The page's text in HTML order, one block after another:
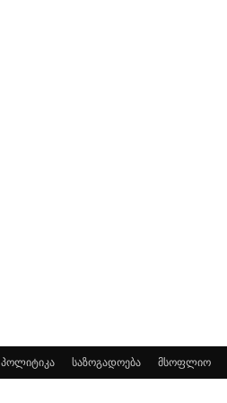
პოლიტიკა საზოგადოება მსოფლიო